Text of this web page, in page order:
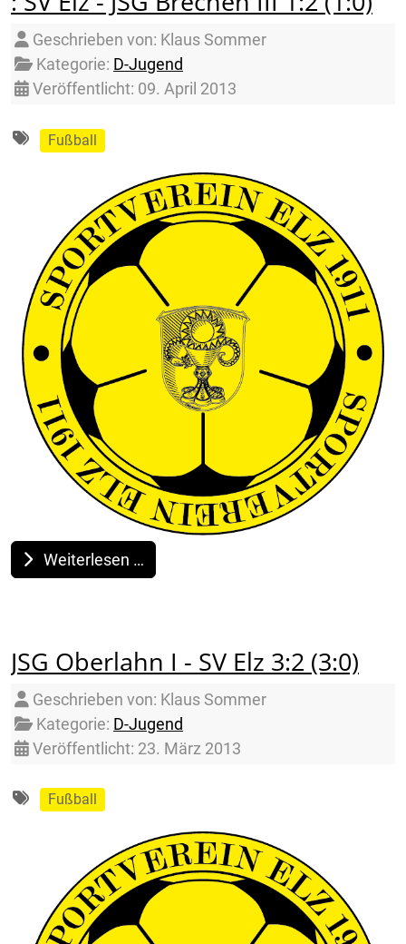
Details
Geschrieben von: Klaus Sommer
Kategorie: D-Jugend
Veröffentlicht: 09. April 2013
Fußball
Weiterlesen …
JSG Oberlahn I - SV Elz 3:2 (3:0)
Details
Geschrieben von: Klaus Sommer
Kategorie: D-Jugend
Veröffentlicht: 23. März 2013
Fußball